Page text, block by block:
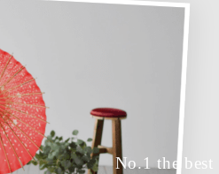
No.1 the best